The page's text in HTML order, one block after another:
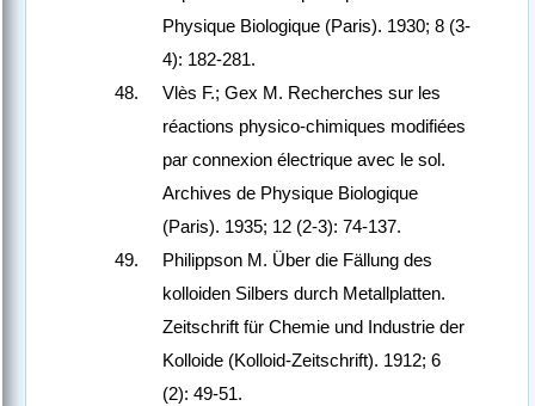
Physique Biologique (Paris). 1930; 8 (3-
4): 182-281.
Vlès F.; Gex M. Recherches sur les
réactions physico-chimiques modifiées
par connexion électrique avec le sol.
Archives de Physique Biologique
(Paris). 1935; 12 (2-3): 74-137.
Philippson M. Über die Fällung des
kolloiden Silbers durch Metallplatten.
Zeitschrift für Chemie und Industrie der
Kolloide (Kolloid-Zeitschrift). 1912; 6
(2): 49-51.